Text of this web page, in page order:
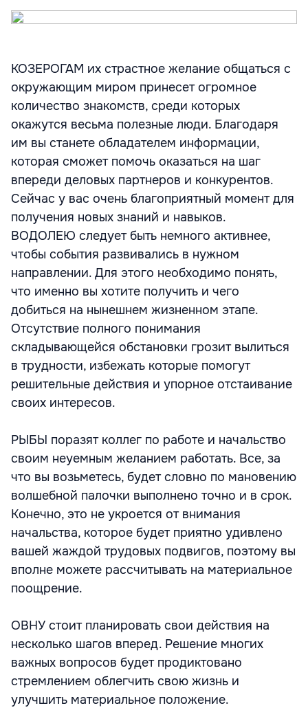
КОЗЕРОГАМ их страстное желание общаться с
окружающим миром принесет огромное
количество знакомств, среди которых
окажутся весьма полезные люди. Благодаря
им вы станете обладателем информации,
которая сможет помочь оказаться на шаг
впереди деловых партнеров и конкурентов.
Сейчас у вас очень благоприятный момент для
получения новых знаний и навыков.
ВОДОЛЕЮ следует быть немного активнее,
чтобы события развивались в нужном
направлении. Для этого необходимо понять,
что именно вы хотите получить и чего
добиться на нынешнем жизненном этапе.
Отсутствие полного понимания
складывающейся обстановки грозит вылиться
в трудности, избежать которые помогут
решительные действия и упорное отстаивание
своих интересов.
РЫБЫ поразят коллег по работе и начальство
своим неуемным желанием работать. Все, за
что вы возьметесь, будет словно по мановению
волшебной палочки выполнено точно и в срок.
Конечно, это не укроется от внимания
начальства, которое будет приятно удивлено
вашей жаждой трудовых подвигов, поэтому вы
вполне можете рассчитывать на материальное
поощрение.
ОВНУ стоит планировать свои действия на
несколько шагов вперед. Решение многих
важных вопросов будет продиктовано
стремлением облегчить свою жизнь и
улучшить материальное положение.